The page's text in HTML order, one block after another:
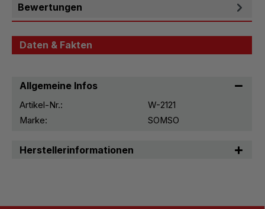
Bewertungen
Daten & Fakten
Allgemeine Infos
Artikel-Nr.:
W-2121
Marke:
SOMSO
Herstellerinformationen